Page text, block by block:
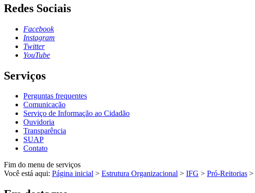
Redes Sociais
Facebook
Instagram
Twitter
YouTube
Serviços
Perguntas frequentes
Comunicação
Serviço de Informação ao Cidadão
Ouvidoria
Transparência
SUAP
Contato
Fim do menu de serviços
Você está aqui: Página inicial > Estrutura Organizacional > IFG > Pró-Reitorias >